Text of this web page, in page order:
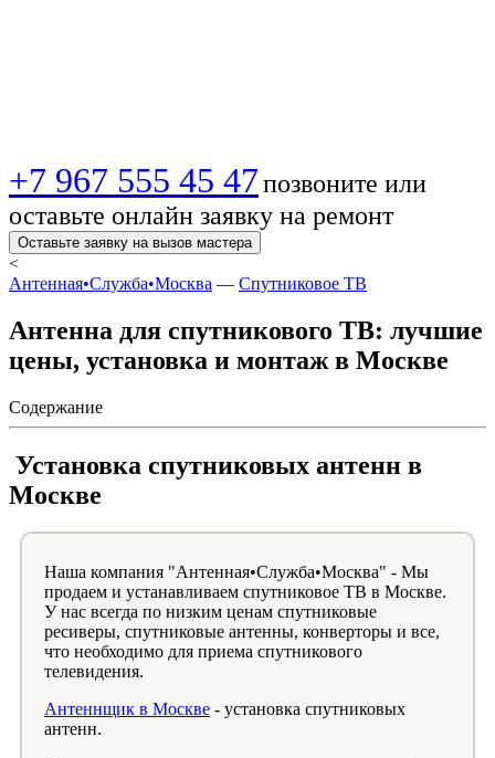
+7 967 555 45 47позвоните или
оставьте онлайн заявку на ремонт
Оставьте заявку на вызов мастера
<
Антенная•Служба•Москва — Спутниковое ТВ
Антенна для спутникового ТВ: лучшие
цены, установка и монтаж в Москве
Содержание
Установка спутниковых антенн в
Москве
Наша компания "Антенная•Служба•Москва" - Мы
продаем и устанавливаем спутниковое ТВ в Москве.
У нас всегда по низким ценам спутниковые
ресиверы, спутниковые антенны, конверторы и все,
что необходимо для приема спутникового
телевидения.
Антеннщик в Москве - установка спутниковых
антенн.